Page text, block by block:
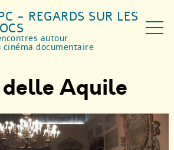
- REGARDS SUR LES
autour
cinéma documentaire
delle Aquile